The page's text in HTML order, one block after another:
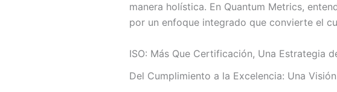
manera holística. En Quantum Metrics,
por un enfoque integrado que convierte el
ISO: Más Que Certificación, Una Estrategia
Del Cumplimiento a la Excelencia: Una